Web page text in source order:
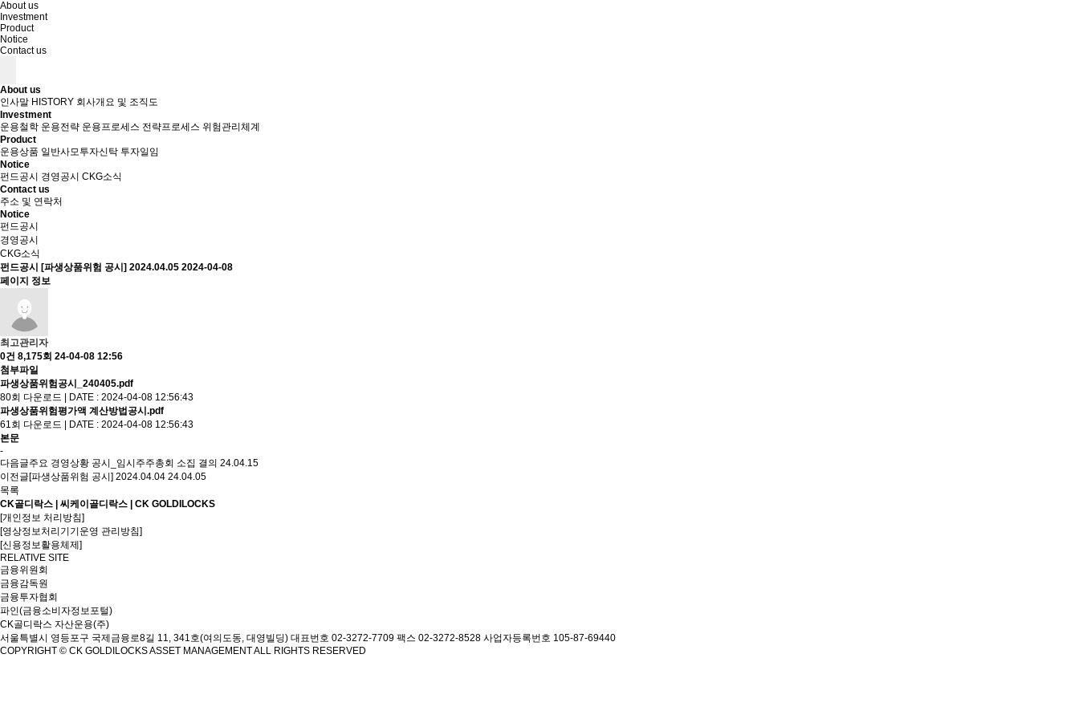
About us
Investment
Product
Notice
Contact us
About us
인사말 HISTORY 회사개요 및 조직도
Investment
운용철학 운용전략 운용프로세스 전략프로세스 위험관리체계
Product
운용상품 일반사모투자신탁 투자일임
Notice
펀드공시
경영공시 CKG소식
Contact us
주소 및 연락처
Notice
펀드공시
경영공시
CKG소식
펀드공시
[파생상품위험 공시] 2024.04.05 2024-04-08
페이지 정보
최고관리자
0건 8,175회 24-04-08 12:56
첨부파일
파생상품위험공시_240405.pdf
80회 다운로드 | DATE : 2024-04-08 12:56:43
파생상품위험평가액 계산방법공시.pdf
61회 다운로드 | DATE : 2024-04-08 12:56:43
본문
-
다음글주요 경영상황 공시_임시주주총회 소집 결의 24.04.15
이전글[파생상품위험 공시] 2024.04.04 24.04.05
목록
CK골디락스 | 씨케이골디락스 | CK GOLDILOCKS
[개인정보 처리방침]
[영상정보처리기기운영 관리방침]
[신용정보활용체제]
RELATIVE SITE
금융위원회
금융감독원
금융투자협회
파인(금융소비자정보포털)
CK골디락스 자산운용(주)
서울특별시 영등포구 국제금융로8길 11, 341호(여의도동, 대영빌딩) 대표번호 02-3272-7709 팩스 02-3272-8528 사업자등록번호 105-87-69440
COPYRIGHT © CK GOLDILOCKS ASSET MANAGEMENT ALL RIGHTS RESERVED